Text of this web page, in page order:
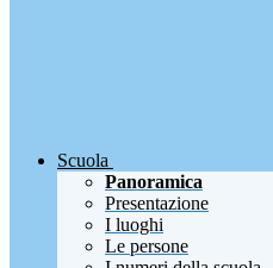
Scuola
Panoramica
Presentazione
I luoghi
Le persone